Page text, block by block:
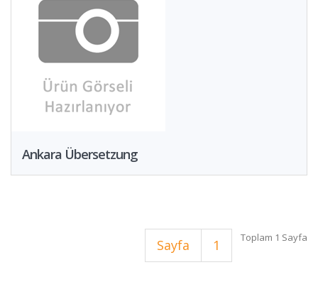
Ankara Übersetzung
Sayfa 1 Toplam 1 Sayfa